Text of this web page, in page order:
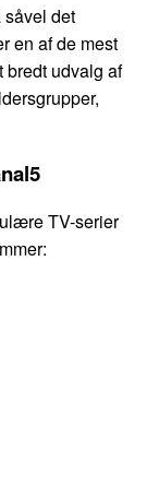
det
en af de mest
bredt udvalg af
TV-serier